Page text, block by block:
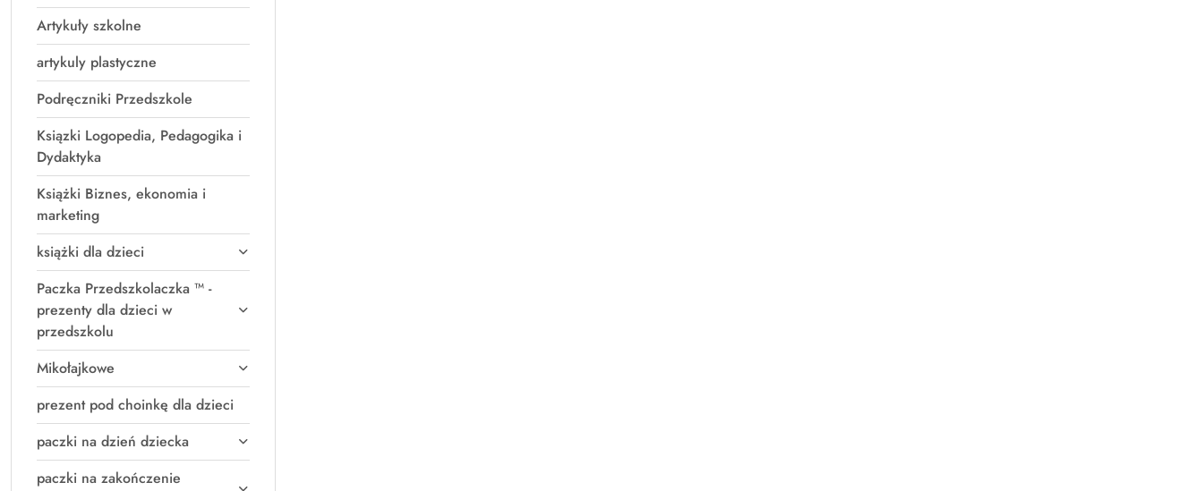
Artykuły szkolne
artykuly plastyczne
Podręczniki Przedszkole
Ksiązki Logopedia, Pedagogika i
Dydaktyka
Książki Biznes, ekonomia i
marketing
książki dla dzieci
Paczka Przedszkolaczka ™ -
prezenty dla dzieci w
przedszkolu
Mikołajkowe
prezent pod choinkę dla dzieci
paczki na dzień dziecka
paczki na zakończenie